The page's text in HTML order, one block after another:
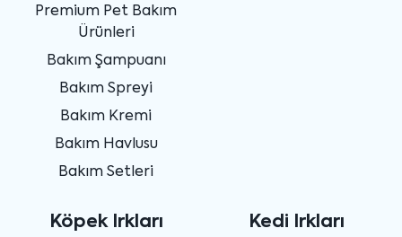
Premium Pet Bakım
Ürünleri
Bakım Şampuanı
Bakım Spreyi
Bakım Kremi
Bakım Havlusu
Bakım Setleri
Köpek Irkları Kedi Irkları